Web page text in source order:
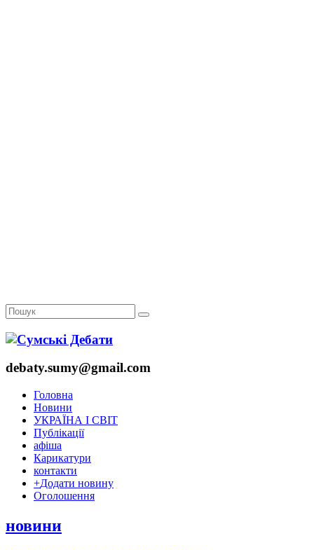
debaty.sumy@gmail.com
Головна
Новини
УКРАЇНА І СВІТ
Публікації
афіша
Карикатури
контакти
+Додати новину
Оголошення
новини